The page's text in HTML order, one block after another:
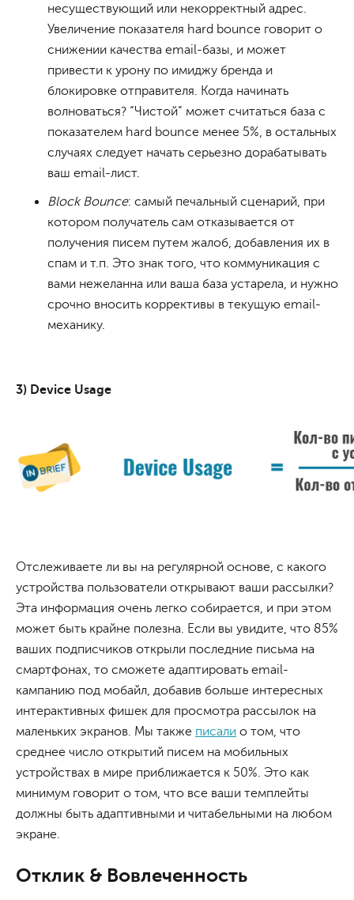
несуществующий или некорректный адрес.
Увеличение показателя hard bounce говорит о
снижении качества email-базы, и может
привести к урону по имиджу бренда и
блокировке отправителя. Когда начинать
волноваться? “Чистой” может считаться база с
показателем hard bounce менее 5%, в остальных
случаях следует начать серьезно дорабатывать
ваш email-лист.
Block Bounce: самый печальный сценарий, при
котором получатель сам отказывается от
получения писем путем жалоб, добавления их в
спам и т.п. Это знак того, что коммуникация с
вами нежеланна или ваша база устарела, и нужно
срочно вносить коррективы в текущую email-
механику.
3) Device Usage
Отслеживаете ли вы на регулярной основе, с какого
устройства пользователи открывают ваши рассылки?
Эта информация очень легко собирается, и при этом
может быть крайне полезна. Если вы увидите, что 85%
ваших подписчиков открыли последние письма на
смартфонах, то сможете адаптировать email-
кампанию под мобайл, добавив больше интересных
интерактивных фишек для просмотра рассылок на
маленьких экранов. Мы также писали о том, что
среднее число открытий писем на мобильных
устройствах в мире приближается к 50%. Это как
минимум говорит о том, что все ваши темплейты
должны быть адаптивными и читабельными на любом
экране.
Отклик & Вовлеченность